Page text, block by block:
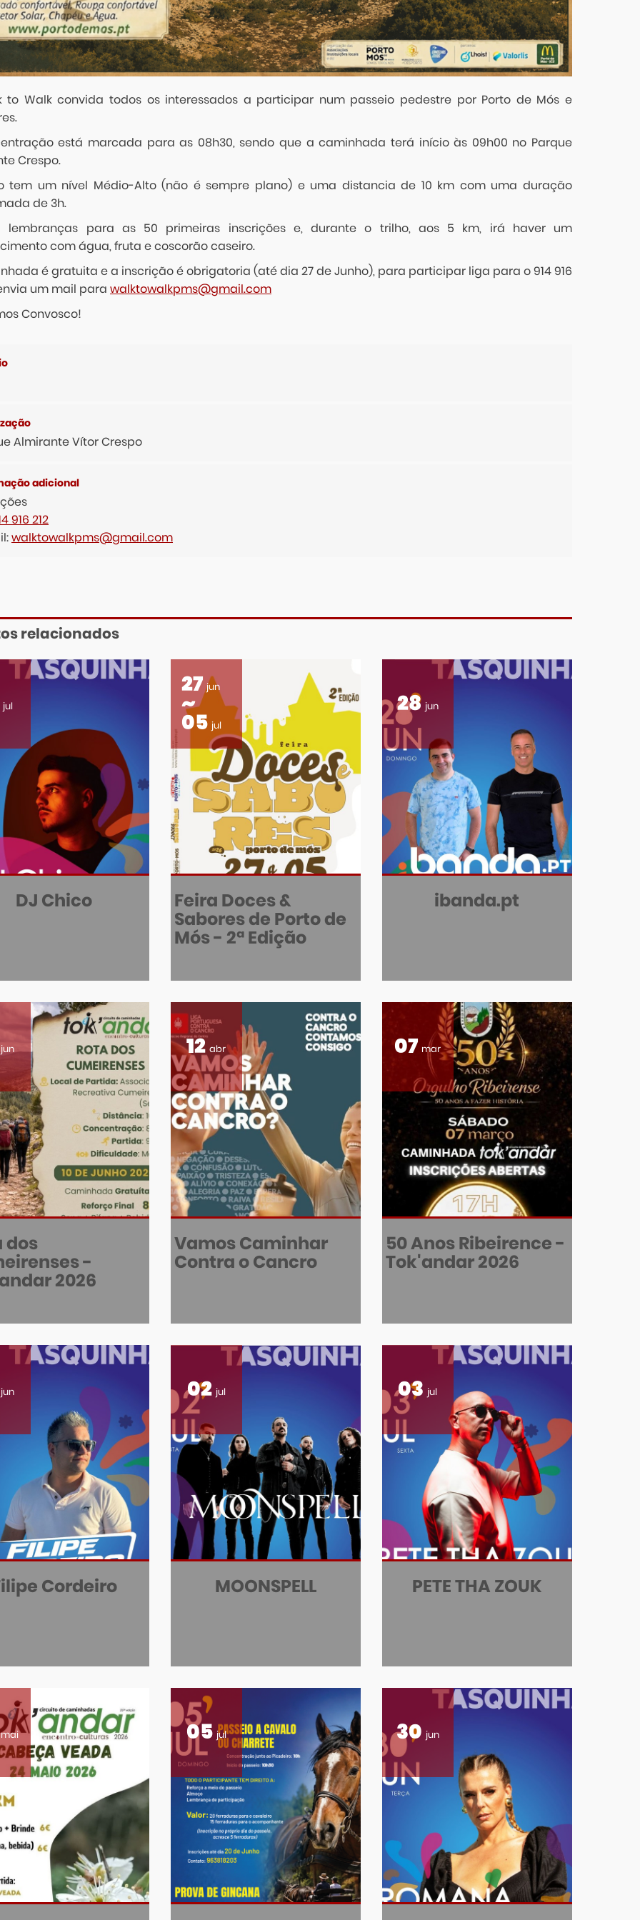
to Walk convida todos os interessados a participar num passeio pedestre por Porto de Mós e
está marcada para as 08h30, sendo que a caminhada terá início às 09h00 no Parque
Crespo.
tem um nível Médio-Alto (não é sempre plano) e uma distancia de 10 km com uma duração
de 3h.
lembranças para as 50 primeiras inscrições e, durante o trilho, aos 5 km, irá haver um
com água, fruta e coscorão caseiro.
é gratuita e a inscrição é obrigatoria (até dia 27 de Junho), para participar liga para o 914 916
um mail para walktowalkpms@gmail.com
Convosco!
Almirante Vítor Crespo
916 212
walktowalkpms@gmail.com
relacionados
jul
DJ Chico
27 jun
05 jul
Feira Doces &
Sabores de Porto de
Mós - 2ª Edição
28 jun
ibanda.pt
jun
dos
-
2026
12 abr
Vamos Caminhar
Contra o Cancro
07 mar
50 Anos Ribeirence -
Tok'andar 2026
jun
Cordeiro
02 jul
MOONSPELL
03 jul
PETE THA ZOUK
mai 05 jul 30 jun